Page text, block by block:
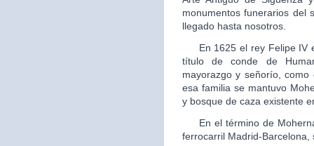
monumentos funerarios del
llegado hasta nosotros.
En 1625 el rey Felipe IV
título de conde de
mayorazgo y señorío,
esa familia se mantuvo
y bosque de caza existente
En el término de
ferrocarril Madrid-